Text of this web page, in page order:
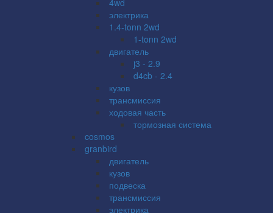
электрика
1.4-tonn 2wd
1-tonn 2wd
двигатель
j3 - 2.9
d4cb - 2.4
кузов
трансмиссия
ходовая часть
тормозная система
cosmos
granbird
двигатель
кузов
подвеска
трансмиссия
электрика